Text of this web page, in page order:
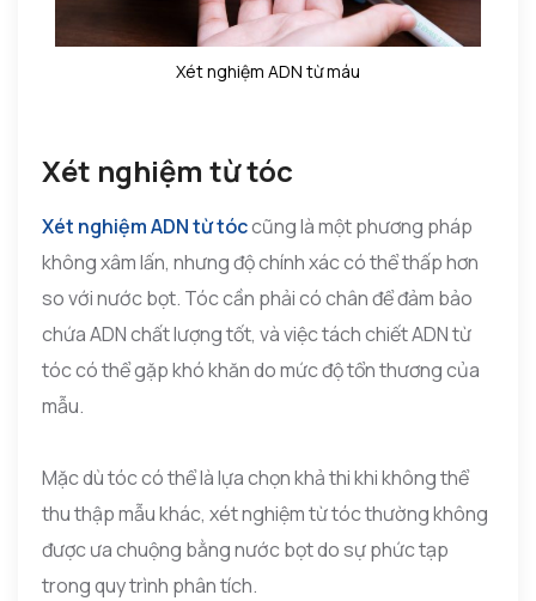
Xét nghiệm ADN từ máu
Xét nghiệm từ tóc
Xét nghiệm ADN từ tóccũng là một phương pháp
không xâm lấn, nhưng độ chính xác có thể thấp hơn
so với nước bọt. Tóc cần phải có chân để đảm bảo
chứa ADN chất lượng tốt, và việc tách chiết ADN từ
tóc có thể gặp khó khăn do mức độ tổn thương của
mẫu.
Mặc dù tóc có thể là lựa chọn khả thi khi không thể
thu thập mẫu khác, xét nghiệm từ tóc thường không
được ưa chuộng bằng nước bọt do sự phức tạp
trong quy trình phân tích.